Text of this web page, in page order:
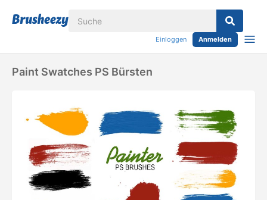
Einloggen Anmelden
Paint Swatches PS Bürsten